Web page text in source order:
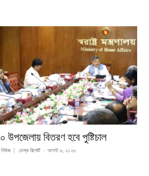
উপজেলায় বিতরণ হবে পুষ্টিচাল
নিউজ ডেস্ক রিপোর্ট - আগস্ট ৬, ২০২৬